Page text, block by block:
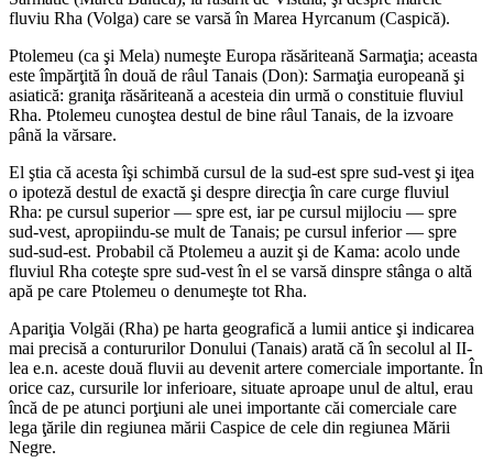
fluviu Rha (Volga) care se varsă în Marea Hyrcanum (Caspică).
Ptolemeu (ca şi Mela) numeşte Europa răsăriteană Sarmaţia; aceasta
este împărţită în două de râul Tanais (Don): Sarmaţia europeană şi
asiatică: graniţa răsăriteană a acesteia din urmă o constituie fluviul
Rha. Ptolemeu cunoştea destul de bine râul Tanais, de la izvoare
până la vărsare.
El ştia că acesta îşi schimbă cursul de la sud-est spre sud-vest şi iţea
o ipoteză destul de exactă şi despre direcţia în care curge fluviul
Rha: pe cursul superior — spre est, iar pe cursul mijlociu — spre
sud-vest, apropiindu-se mult de Tanais; pe cursul inferior — spre
sud-sud-est. Probabil că Ptolemeu a auzit şi de Kama: acolo unde
fluviul Rha coteşte spre sud-vest în el se varsă dinspre stânga o altă
apă pe care Ptolemeu o denumeşte tot Rha.
Apariţia Volgăi (Rha) pe harta geografică a lumii antice şi indicarea
mai precisă a contururilor Donului (Tanais) arată că în secolul al II-
lea e.n. aceste două fluvii au devenit artere comerciale importante. În
orice caz, cursurile lor inferioare, situate aproape unul de altul, erau
încă de pe atunci porţiuni ale unei importante căi comerciale care
lega ţările din regiunea mării Caspice de cele din regiunea Mării
Negre.